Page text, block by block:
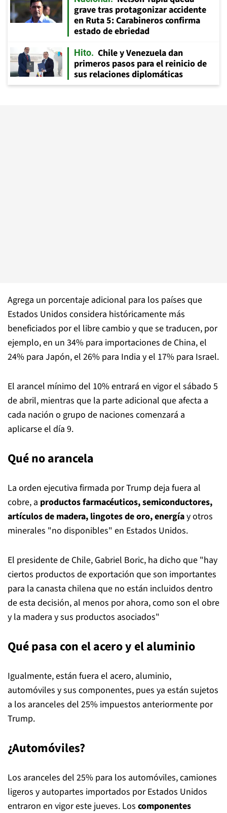
grave tras protagonizar accidente
en Ruta 5: Carabineros confirma
estado de ebriedad
Hito
Chile y Venezuela dan
primeros pasos para el reinicio de
sus relaciones diplomáticas
Agrega un porcentaje adicional para los países que
Estados Unidos considera históricamente más
beneficiados por el libre cambio y que se traducen, por
ejemplo, en un 34% para importaciones de China, el
24% para Japón, el 26% para India y el 17% para Israel.
El arancel mínimo del 10% entrará en vigor el sábado 5
de abril, mientras que la parte adicional que afecta a
cada nación o grupo de naciones comenzará a
aplicarse el día 9.
Qué no arancela
La orden ejecutiva firmada por Trump deja fuera al
cobre, a productos farmacéuticos, semiconductores,
artículos de madera, lingotes de oro, energíay otros
minerales "no disponibles" en Estados Unidos.
El presidente de Chile, Gabriel Boric, ha dicho que "hay
ciertos productos de exportación que son importantes
para la canasta chilena que no están incluidos dentro
de esta decisión, al menos por ahora, como son el obre
y la madera y sus productos asociados"
Qué pasa con el acero y el aluminio
Igualmente, están fuera el acero, aluminio,
automóviles y sus componentes, pues ya están sujetos
a los aranceles del 25% impuestos anteriormente por
Trump.
¿Automóviles?
Los aranceles del 25% para los automóviles, camiones
ligeros y autopartes importados por Estados Unidos
entraron en vigor este jueves. Los componentes